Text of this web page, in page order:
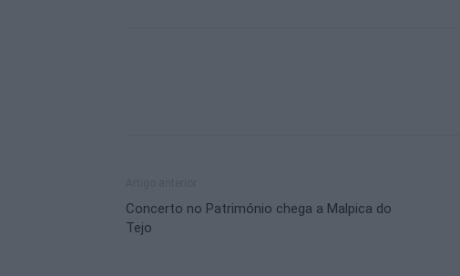
Concerto no Património chega a Malpica do
Tejo